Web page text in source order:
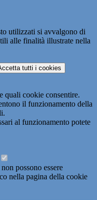
utilizzati si avvalgono di
alle finalità illustrate nella
tutti i cookies
quali cookie consentire.
il funzionamento della
al funzionamento potete
possono essere
nella pagina della cookie